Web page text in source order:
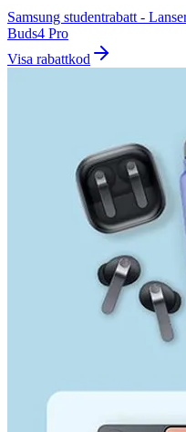
Samsung studentrabatt -
Buds4 Pro
Visa rabattkod